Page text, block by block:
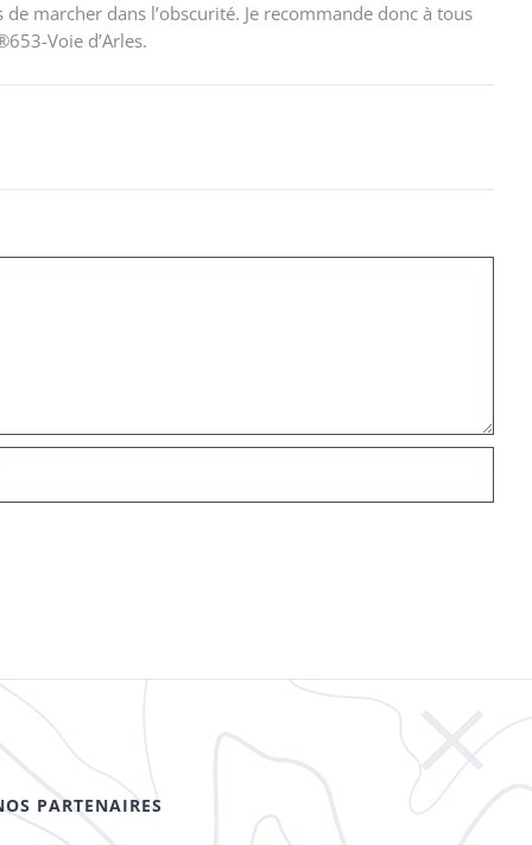
marcher dans l’obscurité. Je recommande donc à tous
Voie d’Arles.
PARTENAIRES